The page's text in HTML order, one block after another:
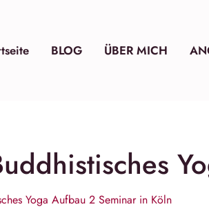
BLOG ÜBER MICH
Yoga Aufbau 2 Seminar in Köln